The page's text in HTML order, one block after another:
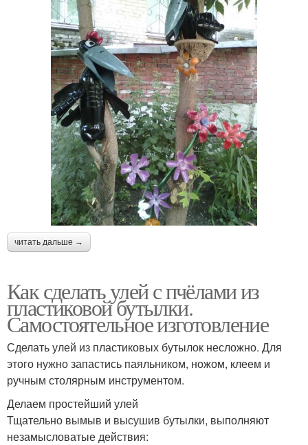
читать дальше →
Как сделать улей с пчёлами из
пластиковой бутылки.
Самостоятельное изготовление
Сделать улей из пластиковых бутылок несложно. Для
этого нужно запастись паяльником, ножом, клеем и
ручным столярным инструментом.
Делаем простейший улей
Тщательно вымыв и высушив бутылки, выполняют
незамысловатые действия: